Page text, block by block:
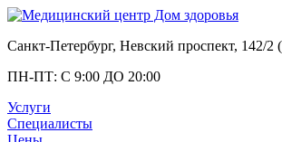
Санкт-Петербург, Невский проспект, 142/2
ПН-ПТ: С 9:00 ДО 20:00
Услуги
Специалисты